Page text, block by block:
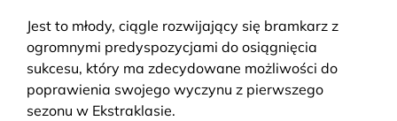
Jest to młody, ciągle rozwijający się bramkarz z
ogromnymi predyspozycjami do osiągnięcia
sukcesu, który ma zdecydowane możliwości do
poprawienia swojego wyczynu z pierwszego
sezonu w Ekstraklasie.